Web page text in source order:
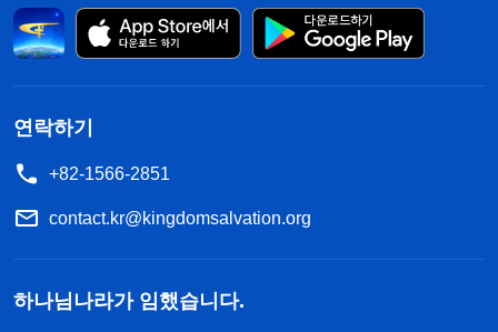
연락하기
+82-1566-2851
contact.kr@kingdomsalvation.org
하나님나라가 임했습니다.